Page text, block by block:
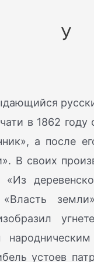
У
в 1862
а после
В своих
«Власть
устоев